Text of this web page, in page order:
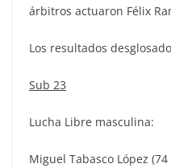
árbitros actuaron Félix
Los resultados
Sub 23
Lucha Libre masculina:
Miguel Tabasco López (74